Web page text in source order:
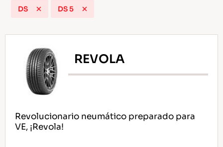
Consejos Para conducir En La Nieve
DS DS 5
REVOLA
Revolucionario neumático preparado para
VE, ¡Revola!